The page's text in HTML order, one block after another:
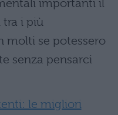
importanti il
tra i più
molti se potessero
senza pensarci
le migliori